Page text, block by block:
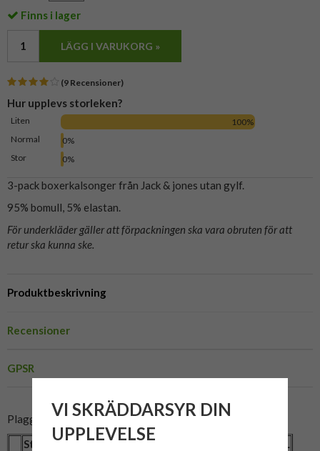
Finns i lager
LÄGG I VARUKORG »
(9 Recensioner)
Hur upplevs storleken?
Liten
100%
Normal
0%
Stor
0%
Produktbeskrivning
Recensioner
GPSR
3-pack boxerkalsonger från Jack & jones utan gylf.
95% bomull, 5% elastan.
För underkläder gäller att förpackningen ska vara obruten för att
retur ska kunna ske.
Plaggets mått:
Storlek
2XL
8XL
VI SKRÄDDARSYR DIN
UPPLEVELSE